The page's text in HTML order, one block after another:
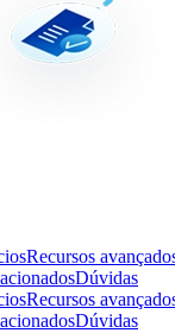
Recursos
Dúvidas
Recursos
Dúvidas